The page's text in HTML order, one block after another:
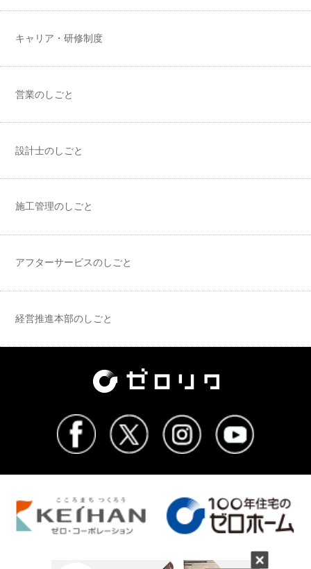
キャリア・研修制度
営業のしごと
設計士のしごと
施工管理のしごと
アフターサービスのしごと
経営推進本部のしごと